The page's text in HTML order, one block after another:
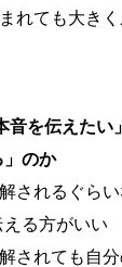
れても大き
音を伝えたい
」のか
されるぐら
る方がいい
されても自